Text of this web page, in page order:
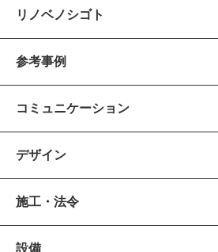
リノベノシゴト
参考事例
コミュニケーション
デザイン
施工・法令
設備